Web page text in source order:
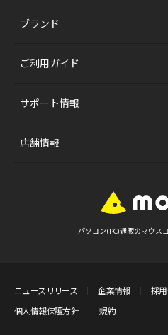
ブランド
ご利用ガイド
サポート情報
店舗情報
パソコン(PC)通販のマウス
ニュースリリース 企業情報
採
個人情報保護方針
規約